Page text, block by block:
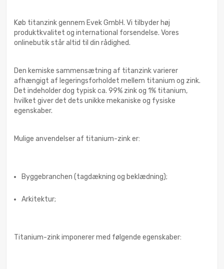
Køb titanzink gennem Evek GmbH. Vi tilbyder høj
produktkvalitet og international forsendelse. Vores
onlinebutik står altid til din rådighed.
Den kemiske sammensætning af titanzink varierer
afhængigt af legeringsforholdet mellem titanium og zink.
Det indeholder dog typisk ca. 99% zink og 1% titanium,
hvilket giver det dets unikke mekaniske og fysiske
egenskaber.
Mulige anvendelser af titanium-zink er:
Byggebranchen (tagdækning og beklædning);
Arkitektur;
Titanium-zink imponerer med følgende egenskaber: